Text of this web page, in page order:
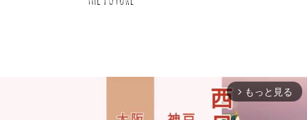
arrow_forward_ios もっと見る